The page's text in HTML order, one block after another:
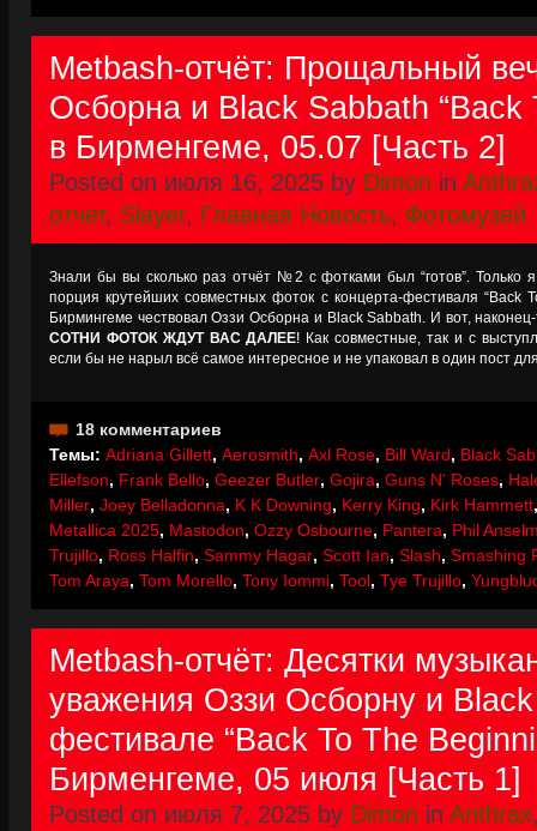
Metbash-отчёт: Прощальный
Осборна и Black Sabbath “Back
в Бирменгеме, 05.07 [Часть 2]
Posted on июля 16, 2025 by Dimon in
отчет, Slayer, Главная Новость, Фотомузей
Знали бы вы сколько раз отчёт №2 с фотками был “готов”. Только я
порция крутейших совместных фоток с концерта-фестиваля “Back
Бирмингеме чествовал Оззи Осборна и Black Sabbath. И вот,
СОТНИ ФОТОК ЖДУТ ВАС ДАЛЕЕ! Как совместные, так и с
если бы не нарыл всё самое интересное и не упаковал в один пост
18 комментариев
Темы: Adriana Gillett, Aerosmith, Axl Rose, Bill Ward, Black
Ellefson, Frank Bello, Geezer Butler, Gojira, Guns N' Roses,
Miller, Joey Belladonna, K K Downing, Kerry King, Kirk Hammett
Metallica 2025, Mastodon, Ozzy Osbourne, Pantera, Phil
Trujillo, Ross Halfin, Sammy Hagar, Scott Ian, Slash, Smashing
Tom Araya, Tom Morello, Tony Iommi, Tool, Tye Trujillo,
Metbash-отчёт: Десятки
уважения Оззи Осборну и
фестивале “Back To The
Бирменгеме, 05 июля [Часть 1]
Posted on июля 7, 2025 by Dimon in Anthrax